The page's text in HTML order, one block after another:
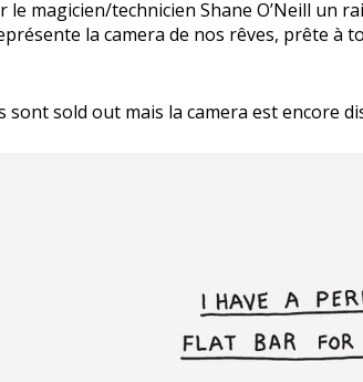
magicien/technicien Shane O’Neill un
la camera de nos rêves, prête à
sont sold out mais la camera est encore